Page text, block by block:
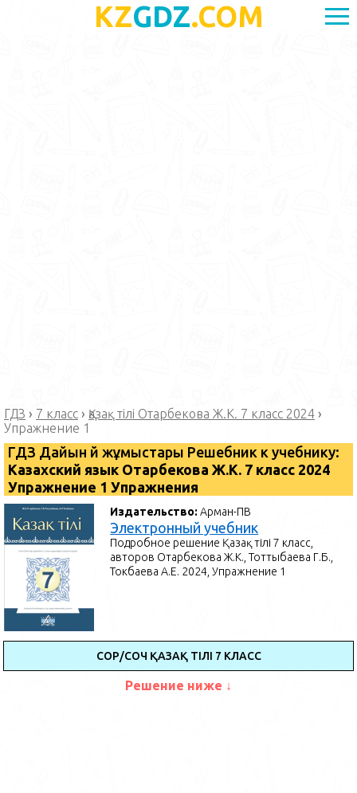
KZGDZ.COM
ГДЗ › 7 класс › Қазақ тілі Отарбекова Ж.К. 7 класс 2024 ›
Упражнение 1
ГДЗ Дайын үй жұмыстары Решебник к учебнику:
Казахский язык Отарбекова Ж.К. 7 класс 2024
Упражнение 1 Упражнения
Издательство:Арман-ПВ
Электронный учебник
Подробное решение Қазақ тілі 7 класс,
авторов Отарбекова Ж.К., Тоттыбаева Г.Б.,
Токбаева А.Е. 2024, Упражнение 1
СОР/СОЧ ҚАЗАҚ ТІЛІ 7 КЛАСС
Решение ниже ↓